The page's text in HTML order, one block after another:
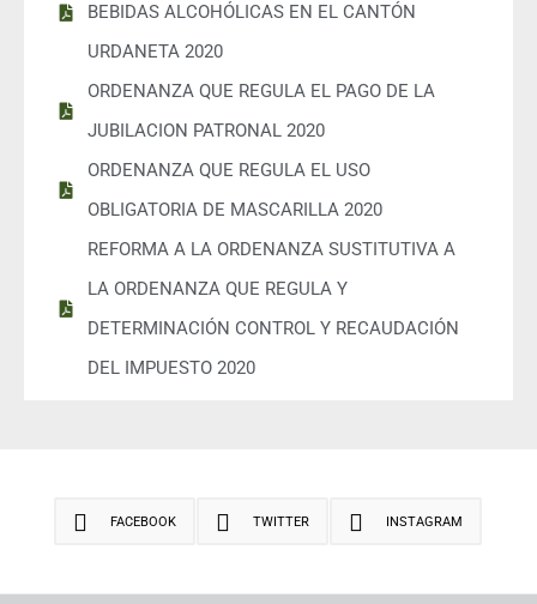
BEBIDAS ALCOHÓLICAS EN EL CANTÓN
URDANETA 2020
ORDENANZA QUE REGULA EL PAGO DE LA
JUBILACION PATRONAL 2020
ORDENANZA QUE REGULA EL USO
OBLIGATORIA DE MASCARILLA 2020
REFORMA A LA ORDENANZA SUSTITUTIVA A
LA ORDENANZA QUE REGULA Y
DETERMINACIÓN CONTROL Y RECAUDACIÓN
DEL IMPUESTO 2020
FACEBOOK TWITTER INSTAGRAM